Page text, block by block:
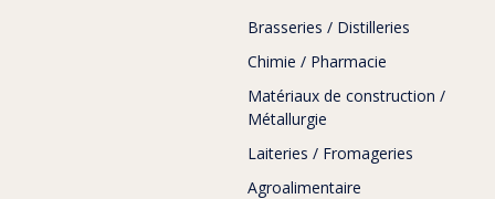
Brasseries / Distilleries
Chimie / Pharmacie
Matériaux de construction /
Métallurgie
Laiteries / Fromageries
Agroalimentaire